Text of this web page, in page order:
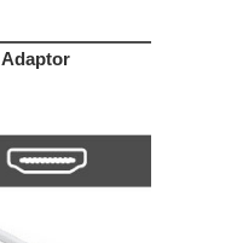
Adaptor